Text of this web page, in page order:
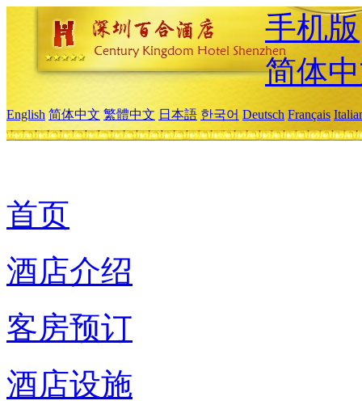
手机版
简体
English 简体中文 繁體中文 日本語 한국어 Deutsch Français
首页
酒店介绍
客房预订
酒店设施